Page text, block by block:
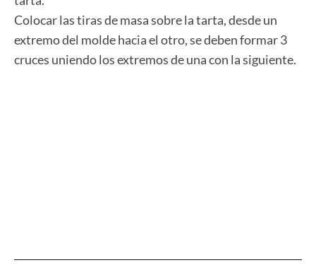
Colocar las tiras de masa sobre la tarta, desde un
extremo del molde hacia el otro, se deben formar 3
cruces uniendo los extremos de una con la siguiente.